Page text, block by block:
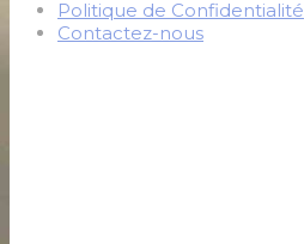
Politique de Confidentialité
Contactez-nous